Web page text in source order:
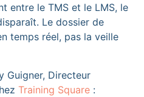
entre le TMS et le LMS, le
Le dossier de
temps réel, pas la veille
Guigner, Directeur
Training Square :